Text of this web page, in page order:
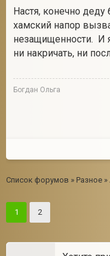
Настя, конечно деду
хамский напор
незащищенности. И
ни накричать, ни
Богдан Ольга
Список форумов » Разное »
1 2